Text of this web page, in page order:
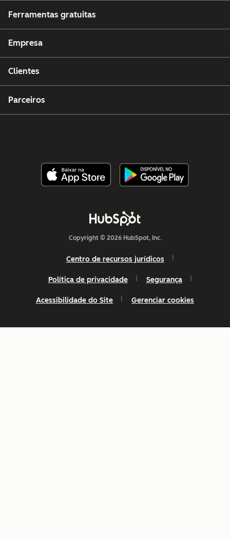
Ferramentas gratuitas
Empresa
Clientes
Parceiros
Copyright © 2026 HubSpot, Inc.
Centro de recursos jurídicos
Política de privacidade Segurança
Acessibilidade do Site Gerenciar cookies